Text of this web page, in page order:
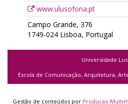
www.ulusofona.pt
Campo Grande, 376
1749-024 Lisboa, Portugal
Universidade
Escola de Comunicação, Arquitetura,
Gestão de conteúdos por Producao